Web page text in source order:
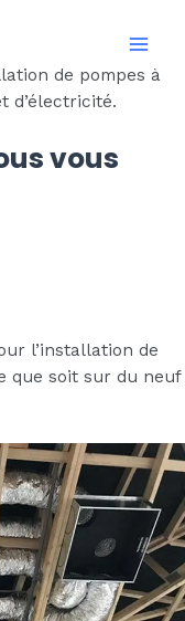
de pompes à
d’électricité.
vous
l’installation de
que soit sur du neuf